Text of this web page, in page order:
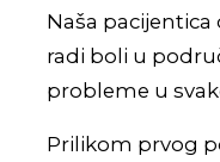
Naša
radi boli u
probleme u
Prilikom prvog